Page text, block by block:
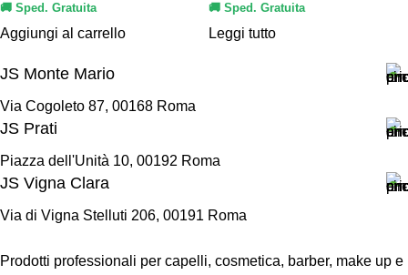
🚚 Sped. Gratuita
Aggiungi al carrello
🚚 Sped. Gratuita
Leggi tutto
JS Monte Mario
Via Cogoleto 87, 00168 Roma
JS Prati
Piazza dell'Unità 10, 00192 Roma
JS Vigna Clara
Via di Vigna Stelluti 206, 00191 Roma
Prodotti professionali per capelli, cosmetica, barber, make up e